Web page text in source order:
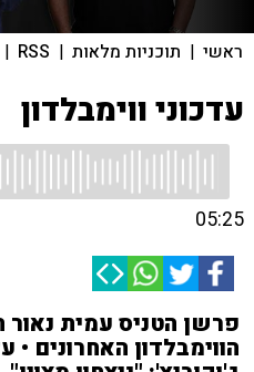
ראשי | תוכניות מלאות |
RSS
|
עדכוני ווימבלדון
05:25
פרשן הטניס עמית נאור
הווימבלדון האחרונים •